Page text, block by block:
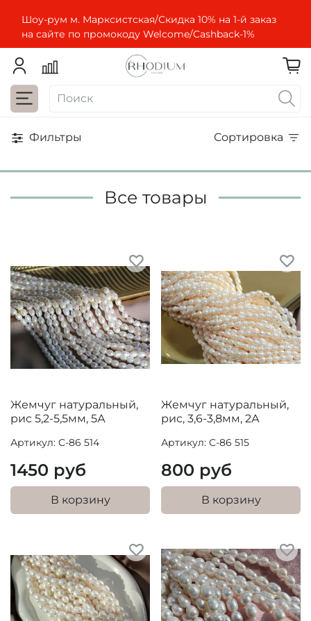
Шоу-рум м. Марксистская/Скидка 10% на 1-й заказ
на сайте по промокоду Welcome/Cashbaсk-1%
Фильтры Сортировка
Все товары
Жемчуг натуральный,
рис 5,2-5,5мм, 5А
Артикул: C-86 514
1450 руб
В корзину
Жемчуг натуральный,
рис, 3,6-3,8мм, 2А
Артикул: C-86 515
800 руб
В корзину